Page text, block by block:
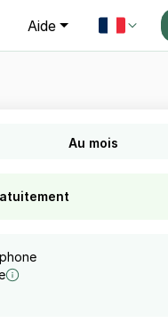
Aide
Au mois